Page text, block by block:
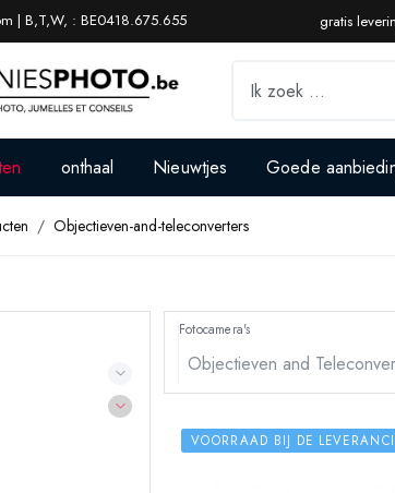
| B,T,W, : BE0418.675.655 gratis
onthaal Nieuwtjes Goede
Objectieven-and-teleconverters
Fotocamera's
VOORRAAD BIJ DE